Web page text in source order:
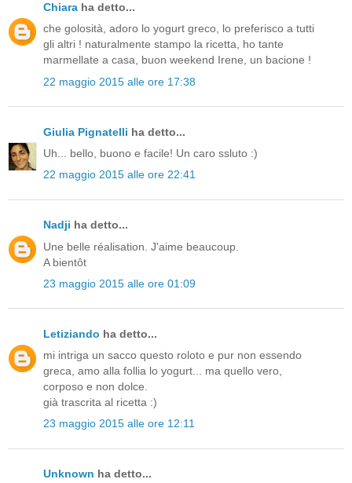
Chiara ha detto...
che golosità, adoro lo yogurt greco, lo preferisco a tutti
gli altri ! naturalmente stampo la ricetta, ho tante
marmellate a casa, buon weekend Irene, un bacione !
22 maggio 2015 alle ore 17:38
Giulia Pignatelli ha detto...
Uh... bello, buono e facile! Un caro ssluto :)
22 maggio 2015 alle ore 22:41
Nadji ha detto...
Une belle réalisation. J'aime beaucoup.
A bientôt
23 maggio 2015 alle ore 01:09
Letiziando ha detto...
mi intriga un sacco questo roloto e pur non essendo
greca, amo alla follia lo yogurt... ma quello vero,
corposo e non dolce.
già trascrita al ricetta :)
23 maggio 2015 alle ore 12:11
Unknown ha detto...